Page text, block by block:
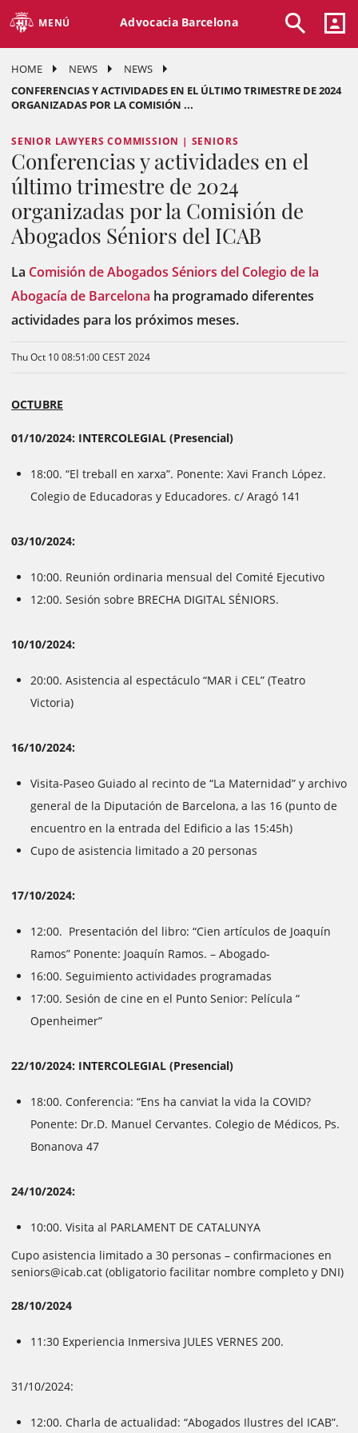
MENÚ Advocacia Barcelona
HOME NEWS
NEWS
CONFERENCIAS Y ACTIVIDADES EN EL ÚLTIMO TRIMESTRE DE 2024
ORGANIZADAS POR LA COMISIÓN ...
SENIOR LAWYERS COMMISSION | SENIORS
Conferencias y actividades en el
último trimestre de 2024
organizadas por la Comisión de
Abogados Séniors del ICAB
La Comisión de Abogados Séniors del Colegio de la
Abogacía de Barcelona ha programado diferentes
actividades para los próximos meses.
Thu Oct 10 08:51:00 CEST 2024
OCTUBRE
01/10/2024: INTERCOLEGIAL (Presencial)
18:00. “El treball en xarxa”. Ponente: Xavi Franch López.
Colegio de Educadoras y Educadores. c/ Aragó 141
03/10/2024:
10:00. Reunión ordinaria mensual del Comité Ejecutivo
12:00. Sesión sobre BRECHA DIGITAL SÉNIORS.
10/10/2024:
20:00. Asistencia al espectáculo “MAR i CEL” (Teatro
Victoria)
16/10/2024:
Visita-Paseo Guiado al recinto de “La Maternidad” y archivo
general de la Diputación de Barcelona, a las 16 (punto de
encuentro en la entrada del Edificio a las 15:45h)
Cupo de asistencia limitado a 20 personas
17/10/2024:
12:00. Presentación del libro: “Cien artículos de Joaquín
Ramos” Ponente: Joaquín Ramos. – Abogado-
16:00. Seguimiento actividades programadas
17:00. Sesión de cine en el Punto Senior: Película “
Openheimer”
22/10/2024: INTERCOLEGIAL (Presencial)
18:00. Conferencia: “Ens ha canviat la vida la COVID?
Ponente: Dr.D. Manuel Cervantes. Colegio de Médicos, Ps.
Bonanova 47
24/10/2024:
10:00. Visita al PARLAMENT DE CATALUNYA
Cupo asistencia limitado a 30 personas – confirmaciones en
seniors@icab.cat (obligatorio facilitar nombre completo y DNI)
28/10/2024
11:30 Experiencia Inmersiva JULES VERNES 200.
31/10/2024:
12:00. Charla de actualidad: “Abogados Ilustres del ICAB”.